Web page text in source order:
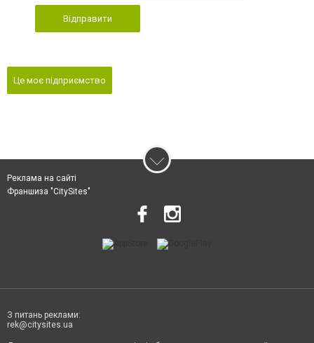
Відправити
Це моє підприємство
Реклама на сайті
Франшиза "CitySites"
З питань реклами:
rek@citysites.ua